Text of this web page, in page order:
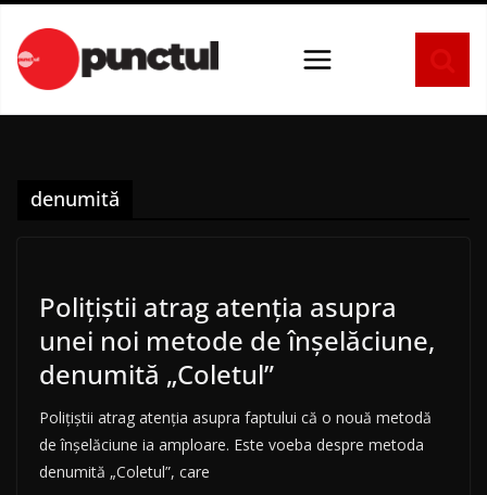
conținut
denumită
Poliţiştii atrag atenţia asupra
unei noi metode de înşelăciune,
denumită „Coletul”
Poliţiştii atrag atenţia asupra faptului că o nouă metodă
de înşelăciune ia amploare. Este voeba despre metoda
denumită „Coletul”, care